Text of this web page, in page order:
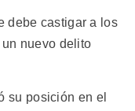
debe castigar a los
nuevo delito
su posición en el